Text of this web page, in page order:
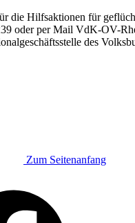
die Hilfsaktionen für
oder per Mail VdK-OV-
des
Zum Seitenanfang